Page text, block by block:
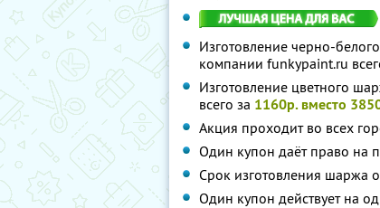
Изготовление черно-
компании funkypaint.ru
Изготовление цветного
всего за 1160р. вместо
Акция проходит во всех
Один купон даёт право на
Срок изготовления шаржа
Один купон действует на